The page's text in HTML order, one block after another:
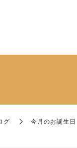
グ 今月のお誕生日